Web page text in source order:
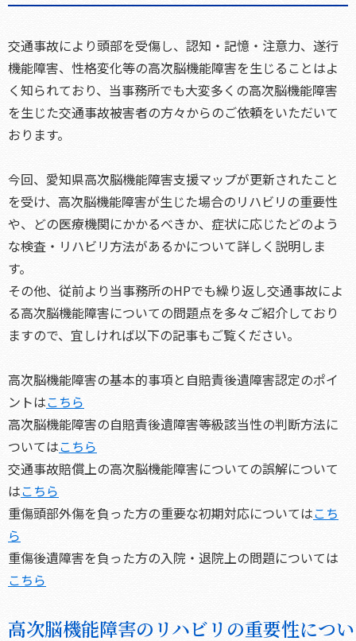
交通事故により頭部を受傷し、認知・記憶・注意力、遂行
機能障害、性格変化等の高次脳機能障害を生じることはよ
く知られており、当事務所でも大変多くの高次脳機能障害
を生じた交通事故被害者の方々からのご依頼をいただいて
おります。
今回、愛知県高次脳機能障害支援マップが更新されたこと
を受け、高次脳機能障害が生じた場合のリハビリの重要性
や、どの医療機関にかかるべきか、症状に応じたどのよう
な検査・リハビリ方法があるかについて詳しく説明しま
す。
その他、従前より当事務所のHPでも繰り返し交通事故によ
る高次脳機能障害についての問題点を多々ご紹介しており
ますので、宜しければ以下の記事もご覧ください。
高次脳機能障害の基本的事項と自賠責後遺障害認定のポイ
ントはこちら
高次脳機能障害の自賠責後遺障害等級該当性の判断方法に
ついてはこちら
交通事故賠償上の高次脳機能障害についての誤解について
はこちら
重傷頭部外傷を負った方の重要な初期対応についてはこち
ら
重傷後遺障害を負った方の入院・退院上の問題については
こちら
高次脳機能障害のリハビリの重要性につい